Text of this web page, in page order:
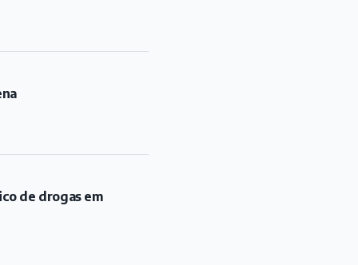
de drogas em